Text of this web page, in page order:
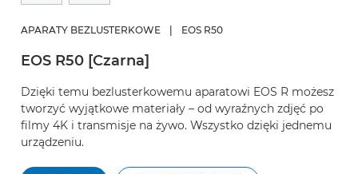
APARATY BEZLUSTERKOWE EOS R50
EOS R50 [Czarna]
Dzięki temu bezlusterkowemu aparatowi EOS R możesz
tworzyć wyjątkowe materiały – od wyraźnych zdjęć po
filmy 4K i transmisje na żywo. Wszystko dzięki jednemu
urządzeniu.